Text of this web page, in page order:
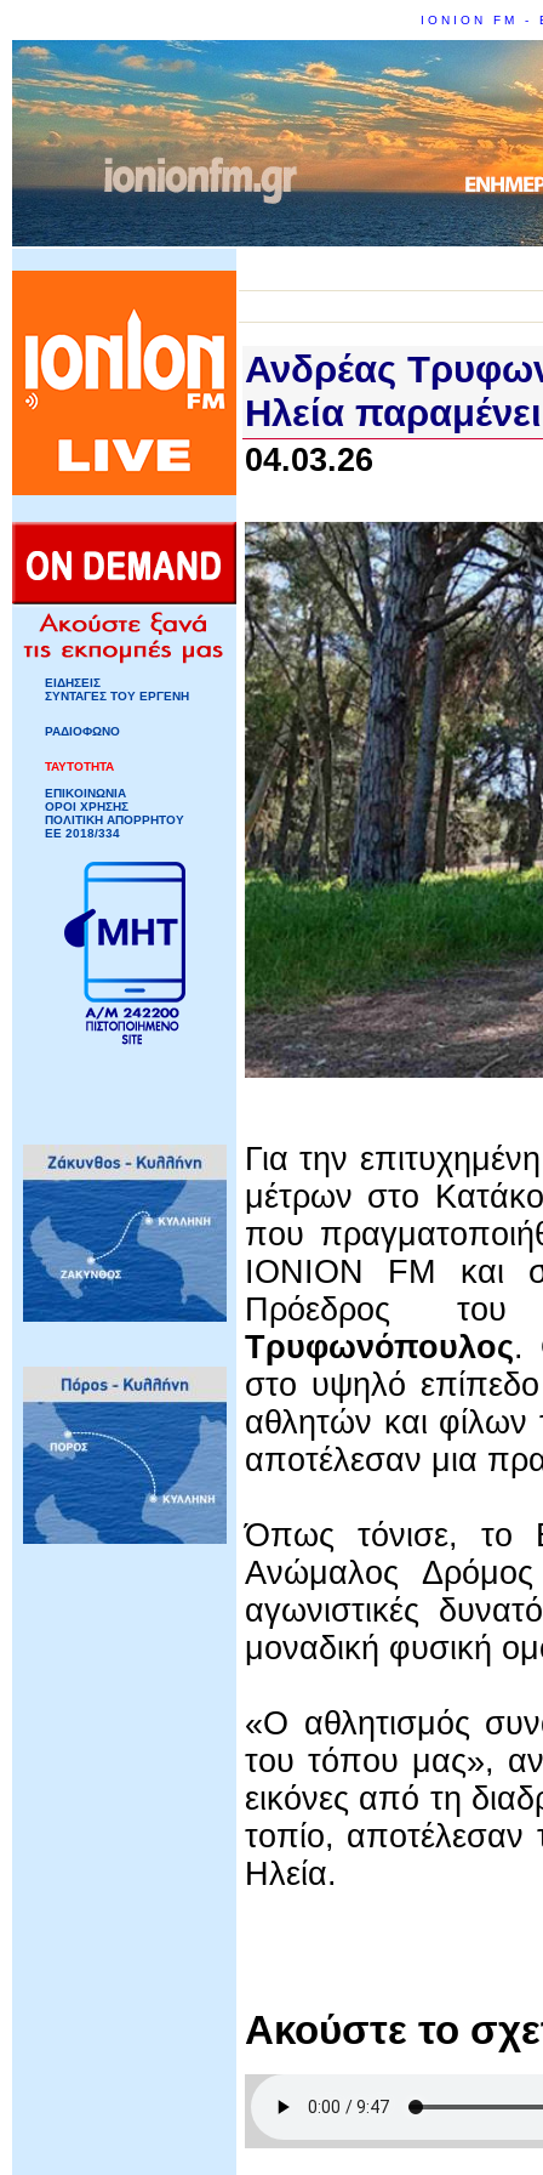
IONION FM -
ΕΙΔΗΣΕΙΣ
ΣΥΝΤΑΓΕΣ ΤΟΥ ΕΡΓΕΝΗ
ΡΑΔΙΟΦΩΝΟ
ΤΑΥΤΟΤΗΤΑ
ΕΠΙΚΟΙΝΩΝΙΑ
ΟΡΟΙ ΧΡΗΣΗΣ
ΠΟΛΙΤΙΚΗ ΑΠΟΡΡΗΤΟΥ
ΕΕ 2018/334
Ανδρέας
Ηλεία
04.03.26
Για την
μέτρων στο
που
IONION FM και
Πρόεδρος
Τρυφωνόπουλος.
στο υψηλό
αθλητών και φίλων
αποτέλεσαν μια
Όπως τόνισε, το
Ανώμαλος Δρόμος
αγωνιστικές
μοναδική φυσική
«Ο αθλητισμός
του τόπου μας»,
εικόνες από τη
τοπίο, αποτέλεσαν
Ηλεία.
Ακούστε το